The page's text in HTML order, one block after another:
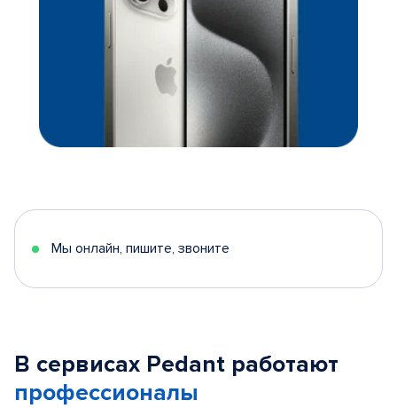
Мы онлайн, пишите, звоните
В сервисах Pedant работают
профессионалы